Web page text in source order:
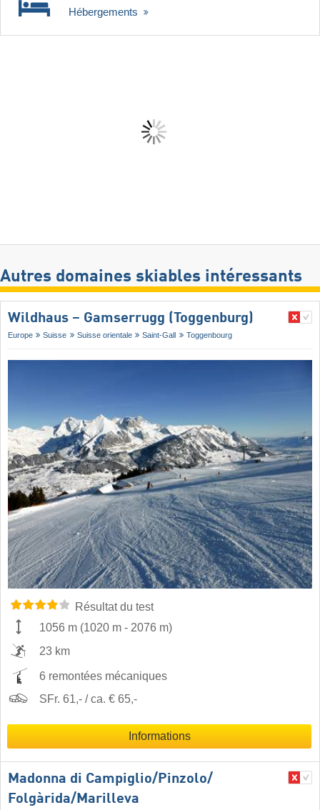
Hébergements
Autres domaines skiables intéressants
Wildhaus – Gamserrugg (Toggenburg)
Europe Suisse Suisse orientale Saint-Gall Toggenbourg
Résultat du test
1056 m (1020 m - 2076 m)
23 km
6 remontées mécaniques
SFr. 61,- / ca. € 65,-
Informations
Madonna di Campiglio/​Pinzolo/​
Folgàrida/​Marilleva